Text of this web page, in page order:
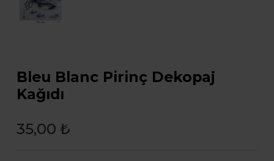
Bleu Blanc Pirinç Dekopaj
Kağıdı
35,00 ₺